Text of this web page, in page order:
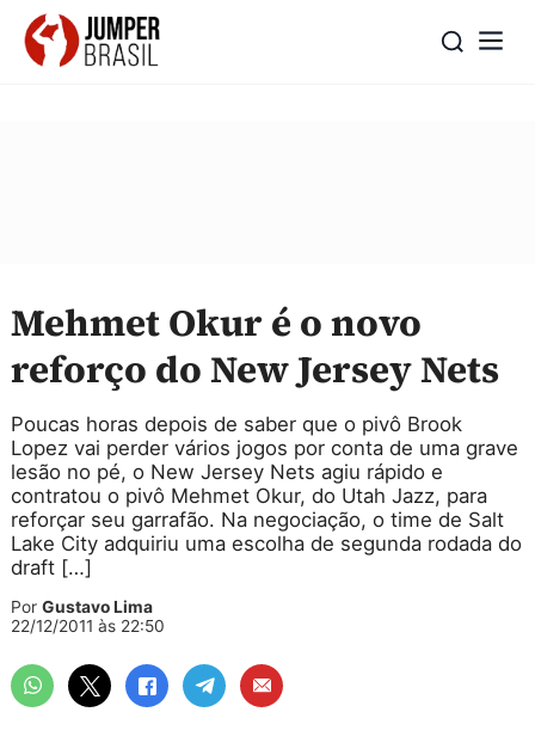
Mehmet Okur é o novo
reforço do New Jersey Nets
Poucas horas depois de saber que o pivô Brook
Lopez vai perder vários jogos por conta de uma grave
lesão no pé, o New Jersey Nets agiu rápido e
contratou o pivô Mehmet Okur, do Utah Jazz, para
reforçar seu garrafão. Na negociação, o time de Salt
Lake City adquiriu uma escolha de segunda rodada do
draft […]
Por Gustavo Lima
22/12/2011 às 22:50